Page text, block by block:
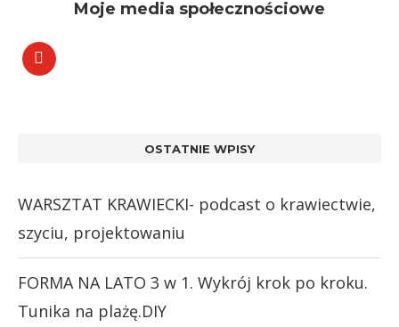
Moje media społecznościowe
OSTATNIE WPISY
WARSZTAT KRAWIECKI- podcast o krawiectwie,
szyciu, projektowaniu
FORMA NA LATO 3 w 1. Wykrój krok po kroku.
Tunika na plażę.DIY